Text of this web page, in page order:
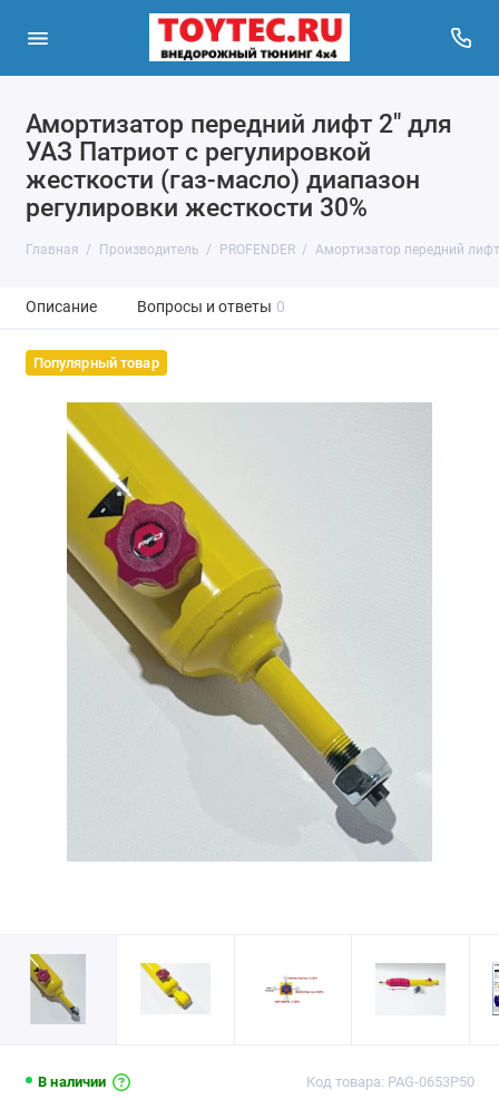
Амортизатор передний лифт 2" для
УАЗ Патриот с регулировкой
жесткости (газ-масло) диапазон
регулировки жесткости 30%
Главная Производитель PROFENDER Амортизатор передний
Описание Вопросы и ответы 0
Популярный товар
В наличии Код товара: PAG-0653P50